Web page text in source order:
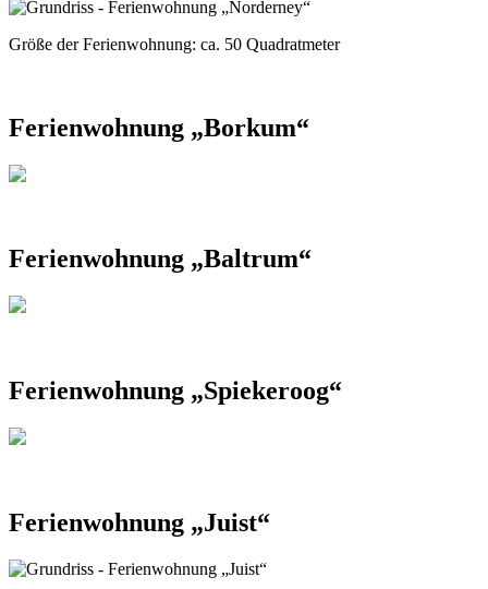
Größe der Ferienwohnung: ca. 50 Quadratmeter
Ferienwohnung „Borkum“
Ferienwohnung „Baltrum“
Ferienwohnung „Spiekeroog“
Ferienwohnung „Juist“